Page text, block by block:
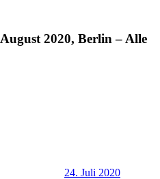
2020, Berlin – Alle
24. Juli 2020